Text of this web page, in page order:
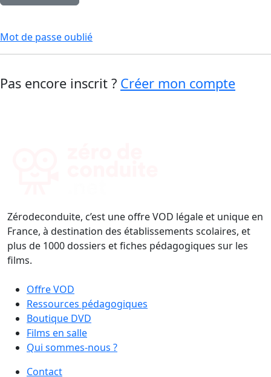
Mot de passe oublié
Pas encore inscrit ? Créer mon compte
Zérodeconduite, c’est une offre VOD légale et unique en
France, à destination des établissements scolaires, et
plus de 1000 dossiers et fiches pédagogiques sur les
films.
Offre VOD
Ressources pédagogiques
Boutique DVD
Films en salle
Qui sommes-nous ?
Contact